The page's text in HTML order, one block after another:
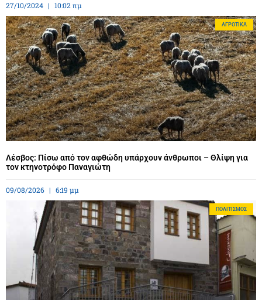
27/10/2024 10:02 πμ
ΑΓΡΟΤΙΚΆ
Λέσβος: Πίσω από τον αφθώδη υπάρχουν άνθρωποι – Θλίψη για
τον κτηνοτρόφο Παναγιώτη
09/08/2026 6:19 μμ
ΠΟΛΙΤΙΣΜΌΣ